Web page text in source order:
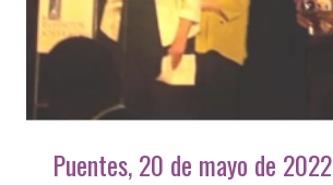
Puentes, 20 de mayo de 2022